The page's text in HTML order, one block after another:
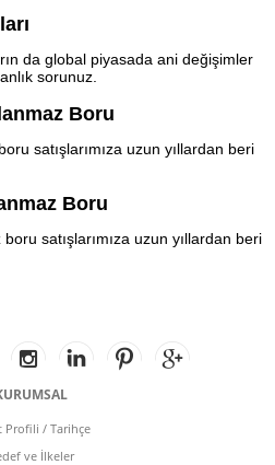
da global piyasada ani değişimler
sorunuz.
Boru
satışlarımıza uzun yıllardan beri
Boru
satışlarımıza uzun yıllardan beri
Profili / Tarihçe
ve İlkeler